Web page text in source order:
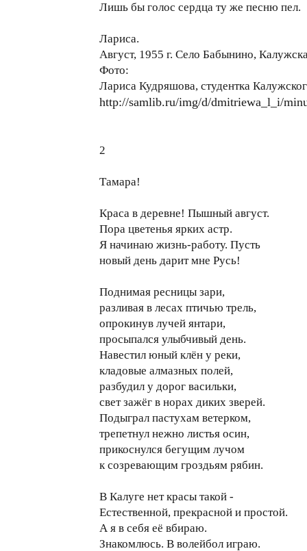
Лишь бы голос сердца ту же песню пел.
Лариса.
Август, 1955 г. Село Бабынино,
Фото:
Лариса Кудряшова, студентка
http://samlib.ru/img/d/dmitriewa_l_i/
2
Тамара!
Краса в деревне! Пышный август.
Пора цветенья ярких астр.
Я начинаю жизнь-работу. Пусть
новый день дарит мне Русь!
Поднимая ресницы зари,
разливая в лесах птичью трель,
опрокинув лучей янтари,
просыпался улыбчивый день.
Навестил юный клён у реки,
кладовые алмазных полей,
разбудил у дорог васильки,
свет зажёг в норах диких зверей.
Подыграл пастухам ветерком,
трепетнул нежно листья осин,
прикоснулся бегущим лучом
к созревающим гроздьям рябин.
В Калуге нет красы такой -
Естественной, прекрасной и простой.
А я в себя её вбираю.
Знакомлюсь. В волейбол играю.